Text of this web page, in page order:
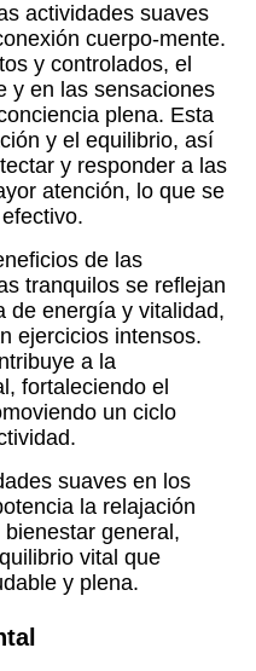
actividades suaves
cuerpo-mente.
y controlados, el
y en las sensaciones
plena. Esta
y el equilibrio, así
y responder a las
atención, lo que se
de las
tranquilos se reflejan
de energía y vitalidad,
ejercicios intensos.
a la
fortaleciendo el
un ciclo
suaves en los
la relajación
general,
vital que
y plena.